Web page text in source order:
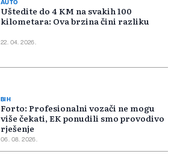
AUTO
Uštedite do 4 KM na svakih 100
kilometara: Ova brzina čini razliku
22. 04. 2026.
BIH
Forto: Profesionalni vozači ne mogu
više čekati, EK ponudili smo provodivo
rješenje
06. 08. 2026.